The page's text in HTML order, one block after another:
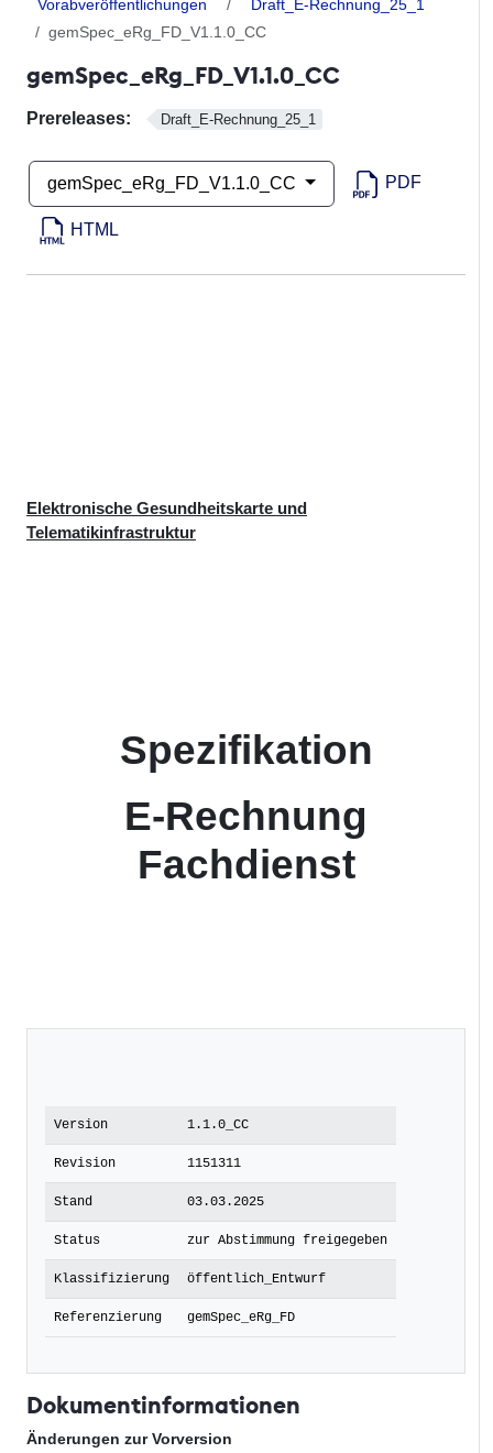
Vorabveröffentlichungen
Draft_E-Rechnung_25_1
gemSpec_eRg_FD_V1.1.0_CC
gemSpec_eRg_FD_V1.1.0_CC
Prereleases: Draft_E-Rechnung_25_1
gemSpec_eRg_FD_V1.1.0_CC PDF
HTML
Elektronische Gesundheitskarte und
Telematikinfrastruktur
Spezifikation
E-Rechnung
Fachdienst
Version 1.1.0_CC
Revision 1151311
Stand 03.03.2025
Status zur Abstimmung freigegeben
Klassifizierung öffentlich_Entwurf
Referenzierung gemSpec_eRg_FD
Dokumentinformationen
Änderungen zur Vorversion